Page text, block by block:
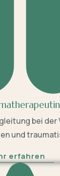
bei der
und
erfahren